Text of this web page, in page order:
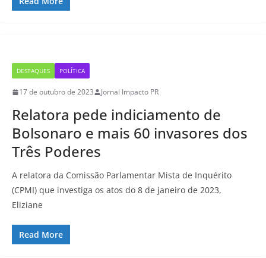
DESTAQUES POLÍTICA
17 de outubro de 2023 Jornal Impacto PR
Relatora pede indiciamento de
Bolsonaro e mais 60 invasores dos
Três Poderes
A relatora da Comissão Parlamentar Mista de Inquérito
(CPMI) que investiga os atos do 8 de janeiro de 2023,
Eliziane
Read More